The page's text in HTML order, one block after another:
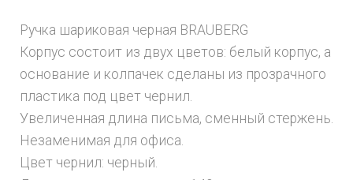
Ручка шариковая черная BRAUBERG
Корпус состоит из двух цветов: белый корпус, а
основание и колпачек сделаны из прозрачного
пластика под цвет чернил.
Увеличенная длина письма, сменный стержень.
Незаменимая для офиса.
Цвет чернил: черный.